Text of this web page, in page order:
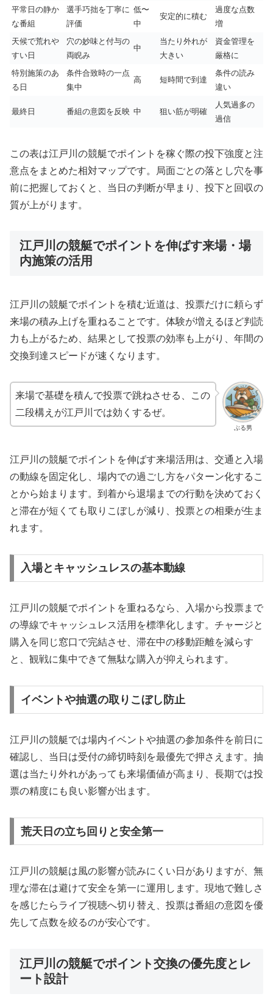
平常日の静か
な番組
選手巧拙を丁寧に
評価
低〜
中
安定的に積む
過度な点数
増
天候で荒れや
すい日
穴の妙味と付与の
両睨み
中
当たり外れが
大きい
資金管理を
厳格に
特別施策のあ
る日
条件合致時の一点
集中
高 短時間で到達
条件の読み
違い
最終日 番組の意図を反映 中 狙い筋が明確
人気過多の
過信
この表は江戸川の競艇でポイントを稼ぐ際の投下強度と注
意点をまとめた相対マップです。局面ごとの落とし穴を事
前に把握しておくと、当日の判断が早まり、投下と回収の
質が上がります。
江戸川の競艇でポイントを伸ばす来場・場
内施策の活用
江戸川の競艇でポイントを積む近道は、投票だけに頼らず
来場の積み上げを重ねることです。体験が増えるほど判読
力も上がるため、結果として投票の効率も上がり、年間の
交換到達スピードが速くなります。
ぶる男
来場で基礎を積んで投票で跳ねさせる、この
二段構えが江戸川では効くするぜ。
江戸川の競艇でポイントを伸ばす来場活用は、交通と入場
の動線を固定化し、場内での過ごし方をパターン化するこ
とから始まります。到着から退場までの行動を決めておく
と滞在が短くても取りこぼしが減り、投票との相乗が生ま
れます。
入場とキャッシュレスの基本動線
江戸川の競艇でポイントを重ねるなら、入場から投票まで
の導線でキャッシュレス活用を標準化します。チャージと
購入を同じ窓口で完結させ、滞在中の移動距離を減らす
と、観戦に集中できて無駄な購入が抑えられます。
イベントや抽選の取りこぼし防止
江戸川の競艇では場内イベントや抽選の参加条件を前日に
確認し、当日は受付の締切時刻を最優先で押さえます。抽
選は当たり外れがあっても来場価値が高まり、長期では投
票の精度にも良い影響が出ます。
荒天日の立ち回りと安全第一
江戸川の競艇は風の影響が読みにくい日がありますが、無
理な滞在は避けて安全を第一に運用します。現地で難しさ
を感じたらライブ視聴へ切り替え、投票は番組の意図を優
先して点数を絞るのが安心です。
江戸川の競艇でポイント交換の優先度とレ
ート設計